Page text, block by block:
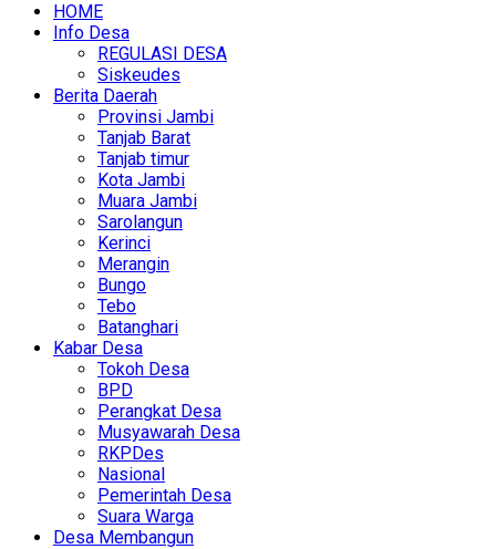
HOME
Info Desa
REGULASI DESA
Siskeudes
Berita Daerah
Provinsi Jambi
Tanjab Barat
Tanjab timur
Kota Jambi
Muara Jambi
Sarolangun
Kerinci
Merangin
Bungo
Tebo
Batanghari
Kabar Desa
Tokoh Desa
BPD
Perangkat Desa
Musyawarah Desa
RKPDes
Nasional
Pemerintah Desa
Suara Warga
Desa Membangun